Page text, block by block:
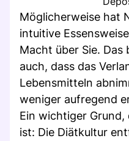
Möglicherweise hat
intuitive
Macht über Sie. Das
auch, dass das
Lebensmitteln
weniger aufregend
Ein wichtiger
ist: Die Diätkultur